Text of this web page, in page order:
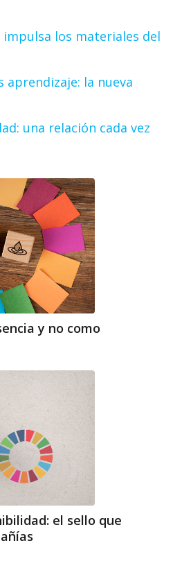
los materiales del
aprendizaje: la nueva
una relación cada vez
y no como
el sello que